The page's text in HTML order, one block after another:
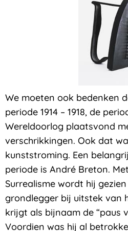
We moeten ook bedenken
periode 1914 – 1918, de
Wereldoorlog plaatsvond
verschrikkingen. Ook dat
kunststroming. Een
periode is André Breton.
Surrealisme wordt hij
grondlegger bij uitstek van
krijgt als bijnaam de “paus
Voordien was hij al